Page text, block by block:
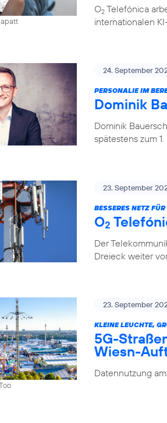
O2 Telefónica
internationalen
24. September
PERSONALIE IM
Dominik
Dominik
spätestens zum
23. September
BESSERES NETZ
O2
Der
Dreieck weiter
23. September
KLEINE LEUCHTE,
5G-
Wiesn-
Datennutzung